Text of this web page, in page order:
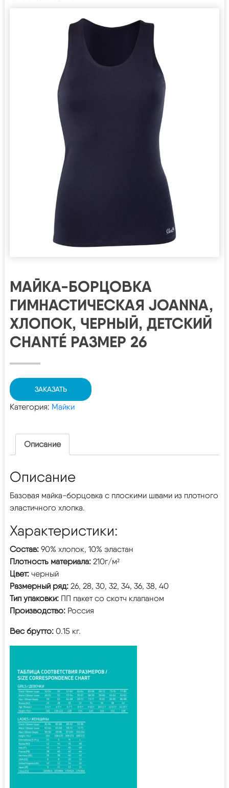
МАЙКА-БОРЦОВКА
ГИМНАСТИЧЕСКАЯ JOANNA,
ХЛОПОК, ЧЕРНЫЙ, ДЕТСКИЙ
CHANTÉ РАЗМЕР 26
ЗАКАЗАТЬ
Категория: Майки
Описание
Описание
Базовая майка-борцовка с плоскими швами из плотного
эластичного хлопка.
Характеристики:
Состав: 90% хлопок, 10% эластан
Плотность материала: 210г/м²
Цвет: черный
Размерный ряд: 26, 28, 30, 32, 34, 36, 38, 40
Тип упаковки: ПП пакет со скотч клапаном
Производство: Россия
Вес брутто: 0.15 кг.